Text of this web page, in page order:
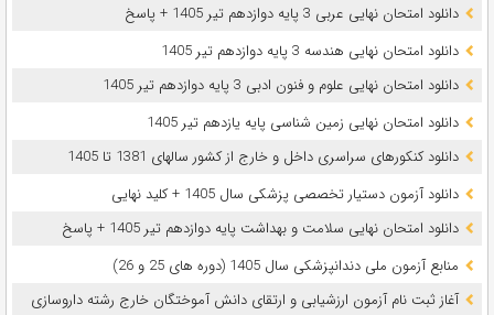
دانلود امتحان نهایی عربی 3 پایه دوازدهم تیر 1405 + پاسخ
دانلود امتحان نهایی هندسه 3 پایه دوازدهم تیر 1405
دانلود امتحان نهایی علوم و فنون ادبی 3 پایه دوازدهم تیر 1405
دانلود امتحان نهایی زمین شناسی پایه یازدهم تیر 1405
دانلود کنکورهای سراسری داخل و خارج از کشور سالهای 1381 تا 1405
دانلود آزمون دستیار تخصصی پزشکی سال 1405 + کلید نهایی
دانلود امتحان نهایی سلامت و بهداشت پایه دوازدهم تیر 1405 + پاسخ
ﻣﻨﺎﺑﻊ آزﻣﻮن ﻣﻠﯽ دندانپزشکی سال 1405 (دوره های 25 و 26)
آغاز ثبت نام آزمون‌ ارزشیابی و ارتقای دانش آموختگان خارج رشته داروسازی